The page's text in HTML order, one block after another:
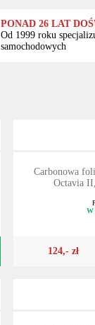
PONAD 26 LAT
Od 1999 roku
samochodowych
Carbonowa
Octavia
W
124,- zł